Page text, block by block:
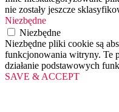
nie zostały jeszcze
Niezbędne
Niezbędne
Niezbędne pliki cookie są
funkcjonowania witryny. Te
działanie podstawowych
SAVE & ACCEPT